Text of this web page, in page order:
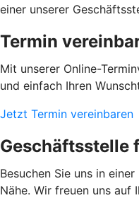
einer unserer
Termin
Mit unserer Online-
und einfach Ihren
Jetzt Termin vereinbaren
Geschäftsstelle
Besuchen Sie uns in
Nähe. Wir freuen uns auf